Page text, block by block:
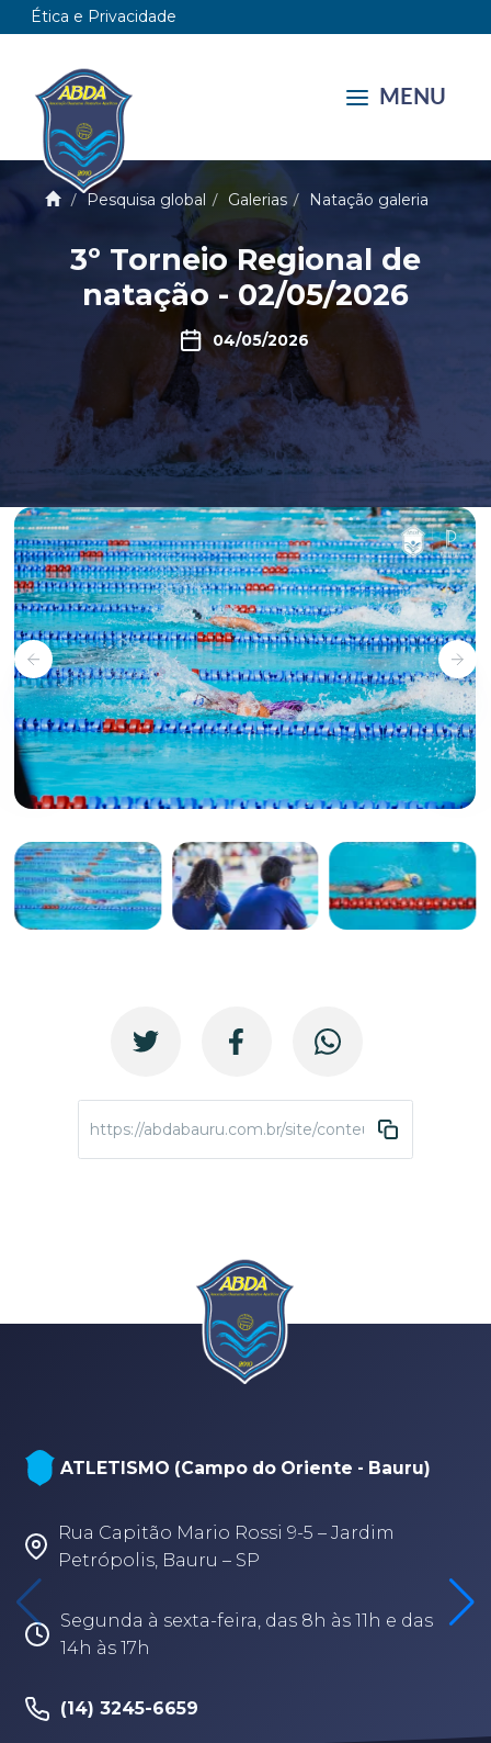
Ética e Privacidade
MENU
Pesquisa global Galerias Natação galeria
3º Torneio Regional de
natação - 02/05/2026
04/05/2026
https://abdabauru.com.br/site/conteudo/4393-3-
NATAÇÃO, PARANATAÇÃO E POLO
AQUÁTICO (Arena - sede Bauru)
Rua Fabio Geraldo, 2-12 – Jardim Terra
Branca – Bauru/SP
Segunda à sexta-feira, das 8h às 17h30